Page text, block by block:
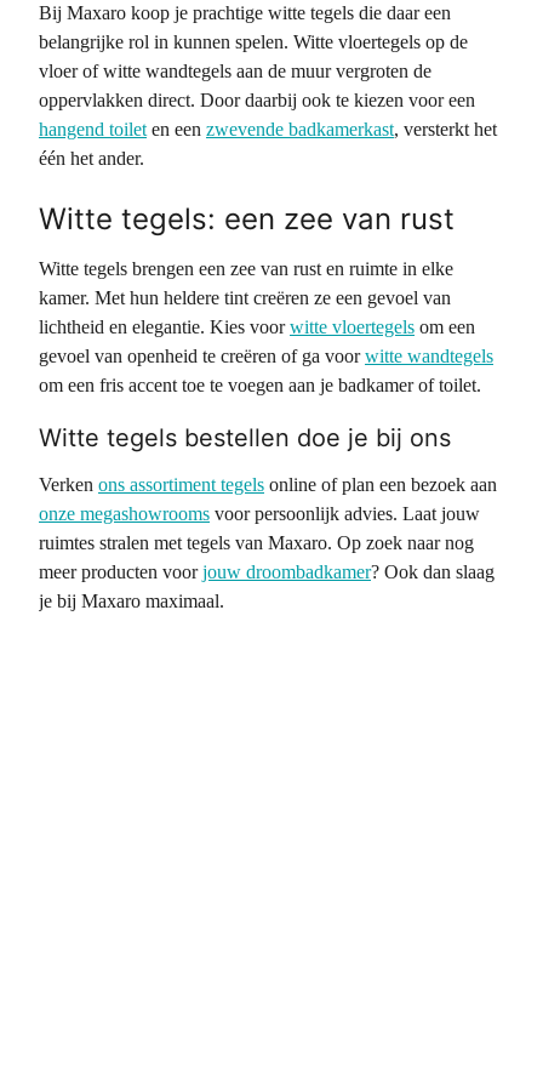
Bij Maxaro koop je prachtige witte tegels die daar een
belangrijke rol in kunnen spelen. Witte vloertegels op de
vloer of witte wandtegels aan de muur vergroten de
oppervlakken direct. Door daarbij ook te kiezen voor een
hangend toilet en een zwevende badkamerkast, versterkt het
één het ander.
Witte tegels: een zee van rust
Witte tegels brengen een zee van rust en ruimte in elke
kamer. Met hun heldere tint creëren ze een gevoel van
lichtheid en elegantie. Kies voorwitte vloertegels om een
gevoel van openheid te creëren of ga voorwitte wandtegels
om een fris accent toe te voegen aan je badkamer of toilet.
Witte tegels bestellen doe je bij ons
Verken ons assortiment tegels online of plan een bezoek aan
onze megashowrooms voor persoonlijk advies. Laat jouw
ruimtes stralen met tegels van Maxaro. Op zoek naar nog
meer producten voorjouw droombadkamer? Ook dan slaag
je bij Maxaro maximaal.